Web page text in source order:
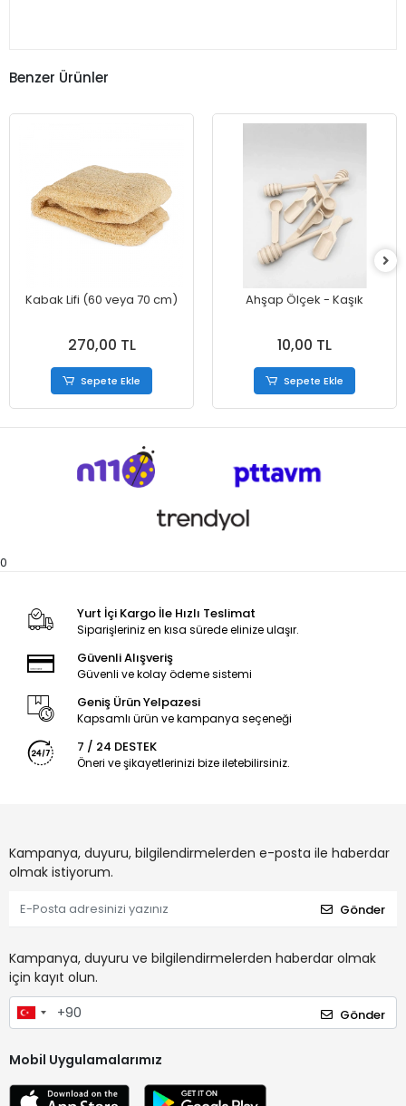
Benzer Ürünler
Kabak Lifi (60 veya 70 cm)
270,00 TL
Sepete Ekle
Ahşap Ölçek - Kaşık
10,00 TL
Sepete Ekle
0
Yurt İçi Kargo İle Hızlı Teslimat
Siparişleriniz en kısa sürede elinize ulaşır.
Güvenli Alışveriş
Güvenli ve kolay ödeme sistemi
Geniş Ürün Yelpazesi
Kapsamlı ürün ve kampanya seçeneği
7 / 24 DESTEK
Öneri ve şikayetlerinizi bize iletebilirsiniz.
Kampanya, duyuru, bilgilendirmelerden e-posta ile haberdar
olmak istiyorum.
Gönder
Kampanya, duyuru ve bilgilendirmelerden haberdar olmak
için kayıt olun.
Gönder
Mobil Uygulamalarımız